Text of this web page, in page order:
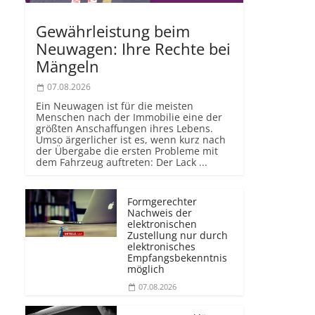
Gewährleistung beim
Neuwagen: Ihre Rechte bei
Mängeln
07.08.2026
Ein Neuwagen ist für die meisten
Menschen nach der Immobilie eine der
größten Anschaffungen ihres Lebens.
Umso ärgerlicher ist es, wenn kurz nach
der Übergabe die ersten Probleme mit
dem Fahrzeug auftreten: Der Lack ...
Formgerechter
Nachweis der
elektronischen
Zustellung nur durch
elektronisches
Empfangsbekenntnis
möglich
07.08.2026